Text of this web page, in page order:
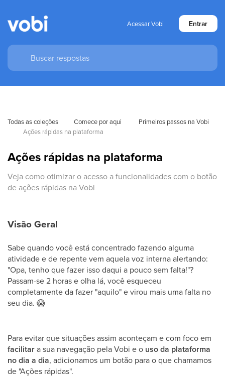
Acessar Vobi Entrar
Todas as coleções Comece por aqui
Primeiros passos na Vobi
Ações rápidas na plataforma
Ações rápidas na plataforma
Veja como otimizar o acesso a funcionalidades com o botão
de ações rápidas na Vobi
Visão Geral
Sabe quando você está concentrado fazendo alguma
atividade e de repente vem aquela voz interna alertando:
"Opa, tenho que fazer isso daqui a pouco sem falta!"?
Passam-se 2 horas e olha lá, você esqueceu
completamente da fazer "aquilo" e virou mais uma falta no
seu dia. 😱
Para evitar que situações assim aconteçam e com foco em
facilitara sua navegação pela Vobi e o uso da plataforma
no dia a dia, adicionamos um botão para o que chamamos
de "Ações rápidas".